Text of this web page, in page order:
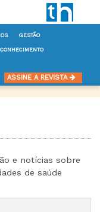
GESTÃO
ASSINE A REVISTA
e notícias sobre
de saúde